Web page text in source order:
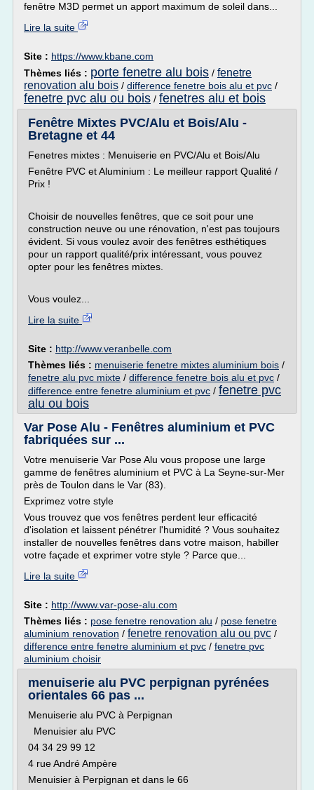
fenêtre M3D permet un apport maximum de soleil dans...
Lire la suite
Site : https://www.kbane.com
Thèmes liés : porte fenetre alu bois / fenetre
renovation alu bois / difference fenetre bois alu et pvc /
fenetre pvc alu ou bois / fenetres alu et bois
Fenêtre Mixtes PVC/Alu et Bois/Alu -
Bretagne et 44
Fenetres mixtes : Menuiserie en PVC/Alu et Bois/Alu
Fenêtre PVC et Aluminium : Le meilleur rapport Qualité /
Prix !
Choisir de nouvelles fenêtres, que ce soit pour une
construction neuve ou une rénovation, n'est pas toujours
évident. Si vous voulez avoir des fenêtres esthétiques
pour un rapport qualité/prix intéressant, vous pouvez
opter pour les fenêtres mixtes.
Vous voulez...
Lire la suite
Site : http://www.veranbelle.com
Thèmes liés : menuiserie fenetre mixtes aluminium bois /
fenetre alu pvc mixte / difference fenetre bois alu et pvc /
difference entre fenetre aluminium et pvc / fenetre pvc
alu ou bois
Var Pose Alu - Fenêtres aluminium et PVC
fabriquées sur ...
Votre menuiserie Var Pose Alu vous propose une large
gamme de fenêtres aluminium et PVC à La Seyne-sur-Mer
près de Toulon dans le Var (83).
Exprimez votre style
Vous trouvez que vos fenêtres perdent leur efficacité
d'isolation et laissent pénétrer l'humidité ? Vous souhaitez
installer de nouvelles fenêtres dans votre maison, habiller
votre façade et exprimer votre style ? Parce que...
Lire la suite
Site : http://www.var-pose-alu.com
Thèmes liés : pose fenetre renovation alu / pose fenetre
aluminium renovation / fenetre renovation alu ou pvc /
difference entre fenetre aluminium et pvc / fenetre pvc
aluminium choisir
menuiserie alu PVC perpignan pyrénées
orientales 66 pas ...
Menuiserie alu PVC à Perpignan
Menuisier alu PVC
04 34 29 99 12
4 rue André Ampère
Menuisier à Perpignan et dans le 66